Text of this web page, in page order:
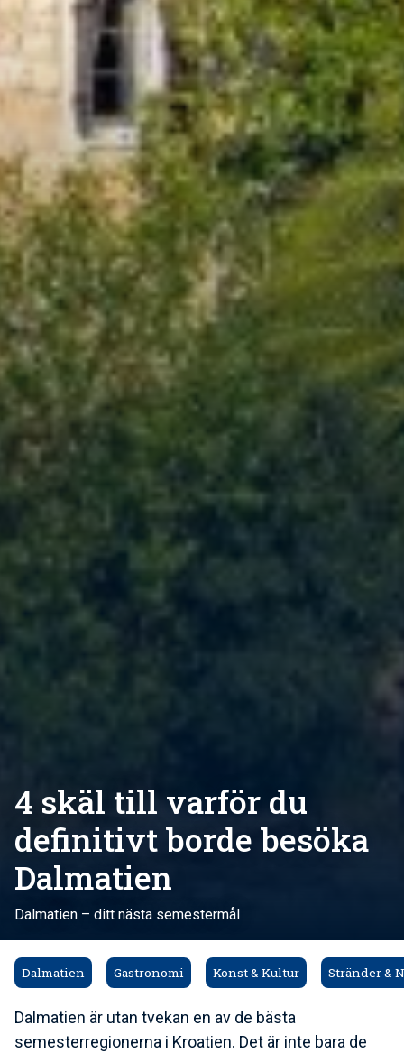
4 skäl till varför du
definitivt borde besöka
Dalmatien
Dalmatien – ditt nästa semestermål
Dalmatien Gastronomi Konst & Kultur Stränder &
Dalmatien är utan tvekan en av de bästa
semesterregionerna i Kroatien. Det är inte bara de